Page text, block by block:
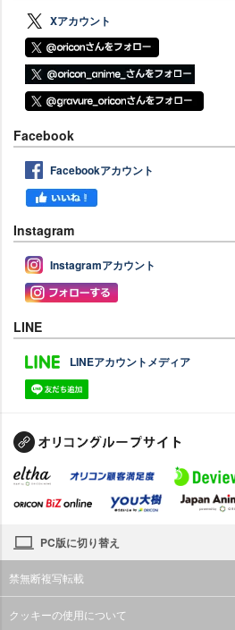
Xアカウント
Facebook
Facebookアカウント
Instagram
Instagramアカウント
LINE
LINEアカウントメディア
PC版に切り替え
禁無断複写転載
クッキーの使用について